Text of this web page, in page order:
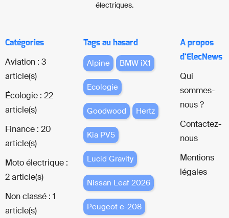
électriques.
Catégories
Aviation : 3
article(s)
Écologie : 22
article(s)
Finance : 20
article(s)
Moto électrique :
2 article(s)
Non classé : 1
article(s)
Tags au hasard
Alpine BMW iX1
Ecologie
Goodwood Hertz
Kia PV5
Lucid Gravity
Nissan Leaf 2026
Peugeot e-208
A propos
d'ElecNews
Qui
sommes-
nous ?
Contactez-
nous
Mentions
légales